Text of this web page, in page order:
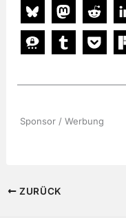
Sponsor / Werbung
ZURÜCK